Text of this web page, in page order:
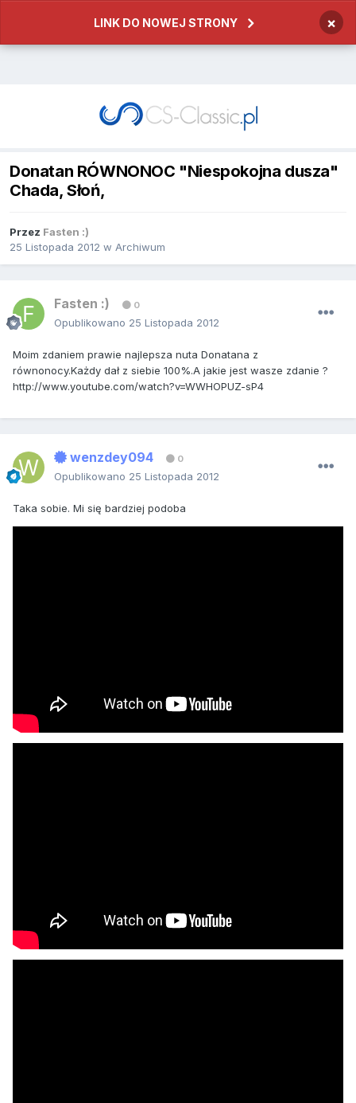
LINK DO NOWEJ STRONY ×
Donatan RÓWNONOC "Niespokojna dusza"
Chada, Słoń,
Przez Fasten :)
25 Listopada 2012 w Archiwum
Fasten :) 0
Opublikowano 25 Listopada 2012
Moim zdaniem prawie najlepsza nuta Donatana z
równonocy.Każdy dał z siebie 100%.A jakie jest wasze zdanie ?
http://www.youtube.com/watch?v=WWHOPUZ-sP4
wenzdey094 0
Opublikowano 25 Listopada 2012
Taka sobie. Mi się bardziej podoba